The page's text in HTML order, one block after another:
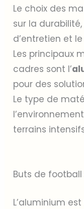
Le choix des
sur la
d’entretien et
Les principaux
cadres sont l’
pour des
Le type de
terrains
Buts de
L’aluminium